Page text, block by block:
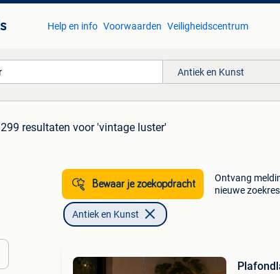
Help en info Voorwaarden Veiligheidscentrum
Antiek en Kunst
299 resultaten voor 'vintage luster'
Bewaar je zoekopdracht
Ontvang
nieuwe
Antiek en Kunst